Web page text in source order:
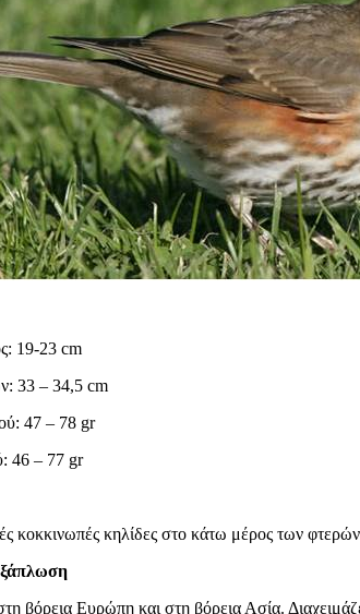
19-23 cm
33 – 34,5 cm
47 – 78 gr
46 – 77 gr
κοκκινωπές κηλίδες στο κάτω μέρος των
βόρεια Ευρώπη και στη βόρεια Ασία.